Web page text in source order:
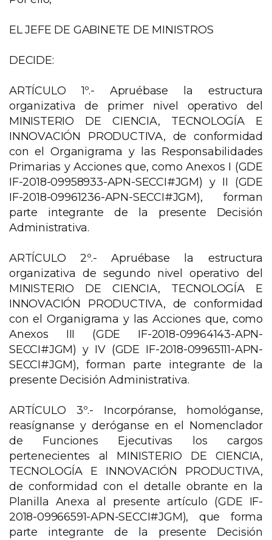
EL JEFE DE GABINETE DE MINISTROS
DECIDE:
ARTÍCULO 1º.- Apruébase la estructura
organizativa de primer nivel operativo del
MINISTERIO DE CIENCIA, TECNOLOGÍA E
INNOVACIÓN PRODUCTIVA, de conformidad
con el Organigrama y las Responsabilidades
Primarias y Acciones que, como Anexos I (GDE
IF-2018-09958933-APN-SECCI#JGM) y II (GDE
IF-2018-09961236-APN-SECCI#JGM), forman
parte integrante de la presente Decisión
Administrativa.
ARTÍCULO 2º.- Apruébase la estructura
organizativa de segundo nivel operativo del
MINISTERIO DE CIENCIA, TECNOLOGÍA E
INNOVACIÓN PRODUCTIVA, de conformidad
con el Organigrama y las Acciones que, como
Anexos III (GDE IF-2018-09964143-APN-
SECCI#JGM) y IV (GDE IF-2018-09965111-APN-
SECCI#JGM), forman parte integrante de la
presente Decisión Administrativa.
ARTÍCULO 3º.- Incorpóranse, homológanse,
reasígnanse y deróganse en el Nomenclador
de Funciones Ejecutivas los cargos
pertenecientes al MINISTERIO DE CIENCIA,
TECNOLOGÍA E INNOVACIÓN PRODUCTIVA,
de conformidad con el detalle obrante en la
Planilla Anexa al presente artículo (GDE IF-
2018-09966591-APN-SECCI#JGM), que forma
parte integrante de la presente Decisión